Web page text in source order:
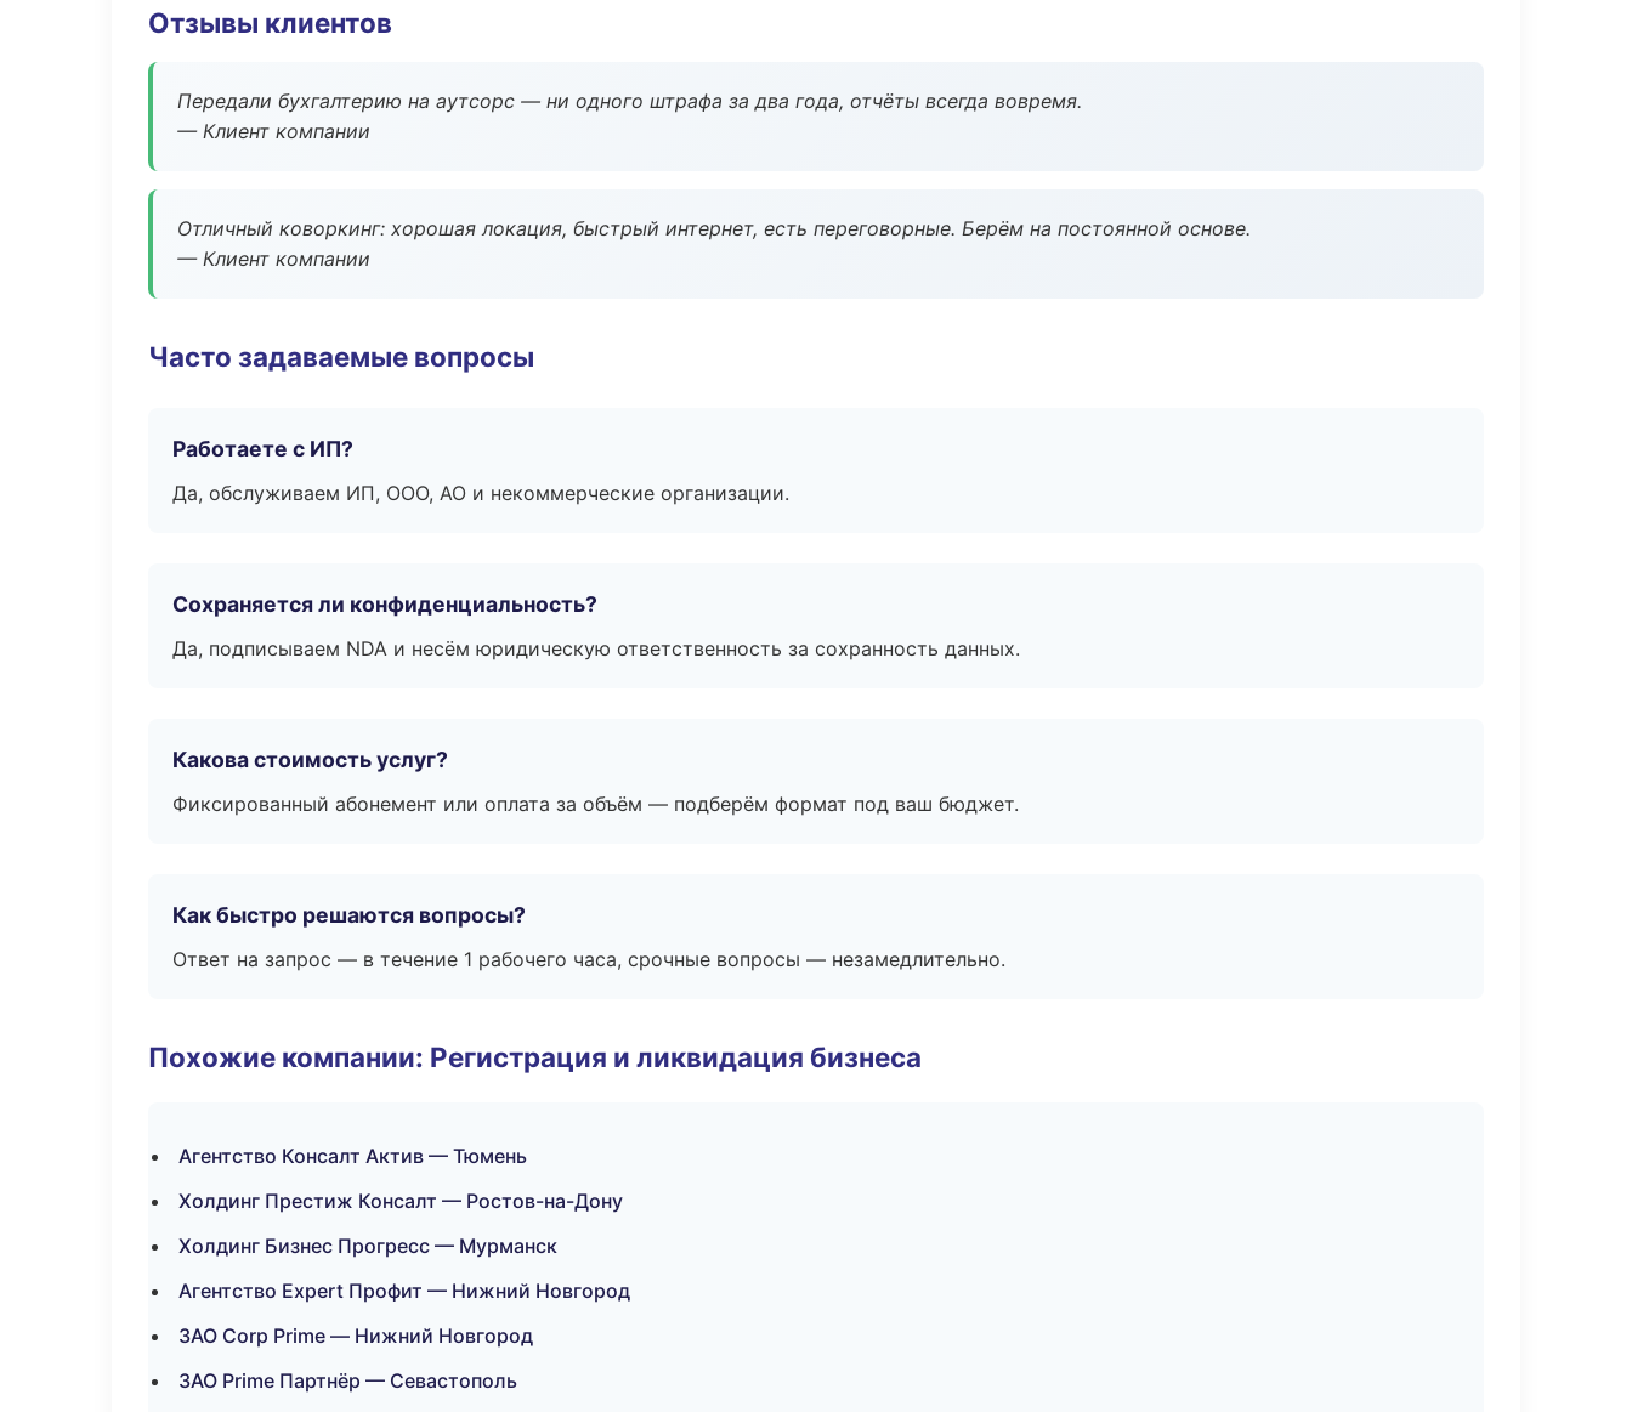
Отзывы клиентов
Передали бухгалтерию на аутсорс — ни одного штрафа за два года, отчёты всегда вовремя.
— Клиент компании
Отличный коворкинг: хорошая локация, быстрый интернет, есть переговорные. Берём на постоянной основе.
— Клиент компании
Часто задаваемые вопросы
Работаете с ИП?
Да, обслуживаем ИП, ООО, АО и некоммерческие организации.
Сохраняется ли конфиденциальность?
Да, подписываем NDA и несём юридическую ответственность за сохранность данных.
Какова стоимость услуг?
Фиксированный абонемент или оплата за объём — подберём формат под ваш бюджет.
Как быстро решаются вопросы?
Ответ на запрос — в течение 1 рабочего часа, срочные вопросы — незамедлительно.
Похожие компании: Регистрация и ликвидация бизнеса
Агентство Консалт Актив — Тюмень
Холдинг Престиж Консалт — Ростов-на-Дону
Холдинг Бизнес Прогресс — Мурманск
Агентство Expert Профит — Нижний Новгород
ЗАО Corp Prime — Нижний Новгород
ЗАО Prime Партнёр — Севастополь